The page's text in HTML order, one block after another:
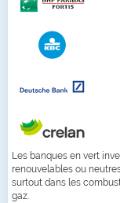
Les banques en vert
renouvelables ou
surtout dans les
gaz.